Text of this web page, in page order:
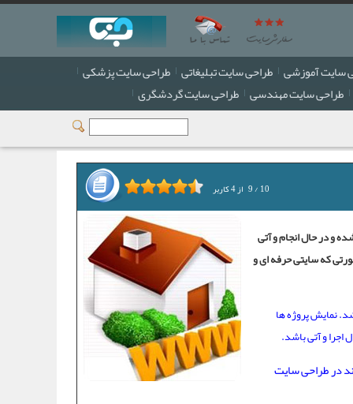
سایت آموزشی طراحی سایت تبلیغاتی طراحی سایت پزشکی
طراحی سایت مهندسی طراحی سایت گردشگری
9/10 از4کاربر
و در حال انجام و آتی
که سایتی حرفه ای و
نمایش پروژه ها
و آتی باشد.
در طراحی سایت